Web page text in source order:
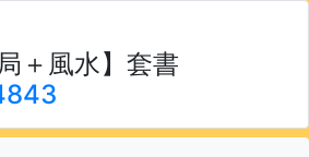
＋風水】套書